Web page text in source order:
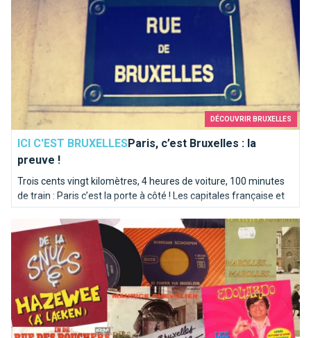
DÉCOUVRIR BRUXELLES
ICI C'EST BRUXELLESParis, c’est Bruxelles : la
preuve !
Trois cents vingt kilomètres, 4 heures de voiture, 100 minutes
de train : Paris c’est la porte à côté ! Les capitales française et
belge partagent bien plus qu’une rivière homonyme. Itinéraire
en bord de Seine sur les traces de la Senne...
Top 10 des chansons kitschs consacrées à Bruxelles